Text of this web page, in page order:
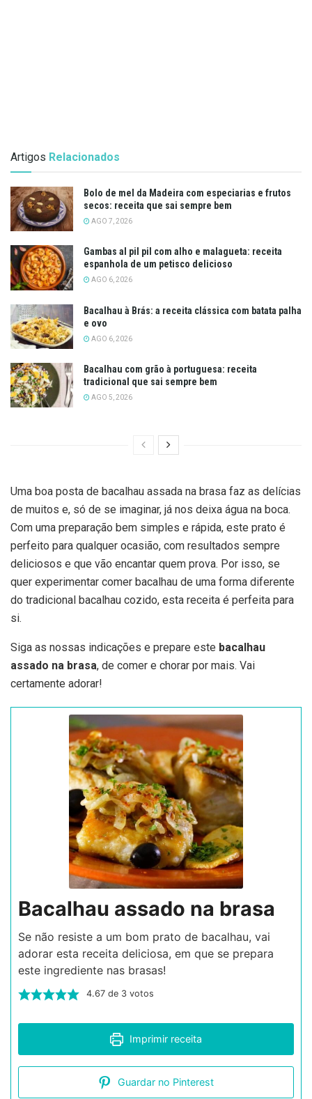
Artigos Relacionados
Bolo de mel da Madeira com especiarias e frutos
secos: receita que sai sempre bem
AGO 7, 2026
Gambas al pil pil com alho e malagueta: receita
espanhola de um petisco delicioso
AGO 6, 2026
Bacalhau à Brás: a receita clássica com batata palha
e ovo
AGO 6, 2026
Bacalhau com grão à portuguesa: receita
tradicional que sai sempre bem
AGO 5, 2026
Uma boa posta de bacalhau assada na brasa faz as delícias
de muitos e, só de se imaginar, já nos deixa água na boca.
Com uma preparação bem simples e rápida, este prato é
perfeito para qualquer ocasião, com resultados sempre
deliciosos e que vão encantar quem prova. Por isso, se
quer experimentar comer bacalhau de uma forma diferente
do tradicional bacalhau cozido, esta receita é perfeita para
si.
Siga as nossas indicações e prepare este bacalhau
assado na brasa, de comer e chorar por mais. Vai
certamente adorar!
Bacalhau assado na brasa
Se não resiste a um bom prato de bacalhau, vai
adorar esta receita deliciosa, em que se prepara
este ingrediente nas brasas!
4.67de 3votos
Imprimir receita
Guardar no Pinterest